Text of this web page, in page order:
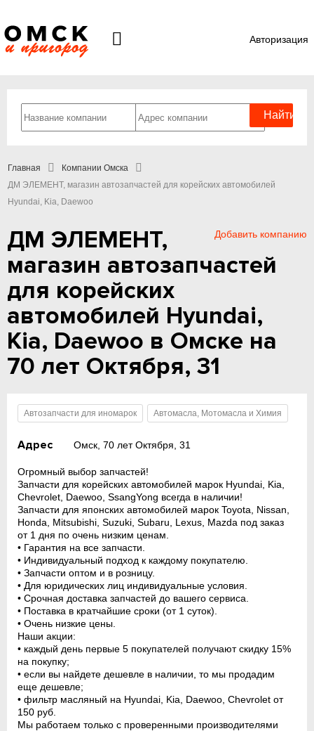
Авторизация
Главная
Компании Омска
ДМ ЭЛЕМЕНТ, магазин автозапчастей для корейских автомобилей
Hyundai, Kia, Daewoo
Добавить компанию
ДМ ЭЛЕМЕНТ,
магазин автозапчастей
для корейских
автомобилей Hyundai,
Kia, Daewoo в Омске на
70 лет Октября, 31
Автозапчасти для иномарок Автомасла, Мотомасла и Химия
Адрес Омск, 70 лет Октября, 31
Огромный выбор запчастей!
Запчасти для корейских автомобилей марок Hyundai, Kia,
Chevrolet, Daewoo, SsangYong всегда в наличии!
Запчасти для японских автомобилей марок Toyota, Nissan,
Honda, Mitsubishi, Suzuki, Subaru, Lexus, Mazda под заказ
от 1 дня по очень низким ценам.
• Гарантия на все запчасти.
• Индивидуальный подход к каждому покупателю.
• Запчасти оптом и в розницу.
• Для юридических лиц индивидуальные условия.
• Срочная доставка запчастей до вашего сервиса.
• Поставка в кратчайшие сроки (от 1 суток).
• Очень низкие цены.
Наши акции:
• каждый день первые 5 покупателей получают скидку 15%
на покупку;
• если вы найдете дешевле в наличии, то мы продадим
еще дешевле;
• фильтр масляный на Hyundai, Kia, Daewoo, Chevrolet от
150 руб.
Мы работаем только с проверенными производителями